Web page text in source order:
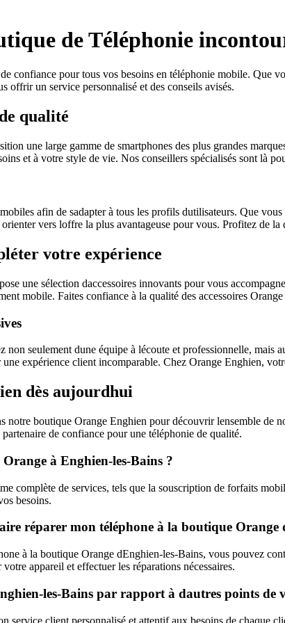
de Téléphonie
confiance pour tous vos besoins en téléphonie mobile. Que
offrir un service personnalisé et des conseils avisés.
qualité
une large gamme de smartphones des plus grandes
et à votre style de vie. Nos conseillers spécialisés sont là
afin de sadapter à tous les profils dutilisateurs. Que
vers loffre la plus avantageuse pour vous. Profitez de
votre expérience
une sélection daccessoires innovants pour vous
mobile. Faites confiance à la qualité des accessoires
seulement dune équipe à lécoute et professionnelle,
expérience client incomparable. Chez Orange Enghien,
dès aujourdhui
boutique Orange Enghien pour découvrir lensemble de
de confiance pour une téléphonie de qualité.
à Enghien-les-Bains ?
complète de services, tels que la souscription de forfaits
besoins.
réparer mon téléphone à la boutique Orange
à la boutique Orange dEnghien-les-Bains, vous pouvez
appareil et effectuer les réparations nécessaires.
les-Bains par rapport à dautres points de
service client personnalisé et attentif aux besoins de chaque